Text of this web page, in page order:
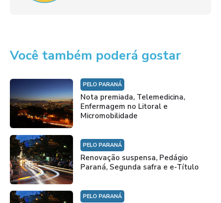
Você também poderá gostar
PELO PARANÁ
Nota premiada, Telemedicina,
Enfermagem no Litoral e
Micromobilidade
PELO PARANÁ
Renovação suspensa, Pedágio
Paraná, Segunda safra e e-Título
PELO PARANÁ